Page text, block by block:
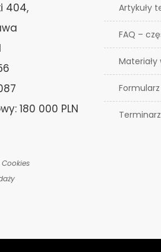
404,
180 000 PLN
Artykuły
FAQ –